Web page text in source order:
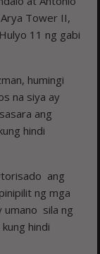
Tower II,
11 ng gabi
humingi
na siya ay
ang
hindi
ang
ng mga
umano sila ng
hindi